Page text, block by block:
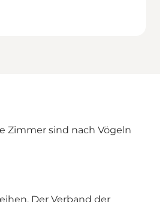
Zimmer sind nach Vögeln
Der Verband der